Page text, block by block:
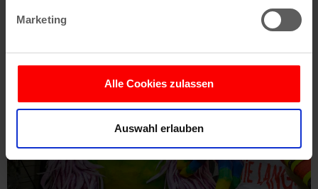
bestimmten Merkmalen (Fingerprinting) identifizieren
Erfahren Sie mehr darüber, wie Ihre persönlichen Daten
personalisieren, Funktionen für soziale Medien anbieten
zu können und die Zugriffe auf unsere Website zu
analysieren. Außerdem geben wir Informationen zu Ihrer
Verwendung unserer Website an unsere Partner für
soziale Medien, Werbung und Analysen weiter. Unsere
Marketing
Alle Cookies zulassen
Auswahl erlauben